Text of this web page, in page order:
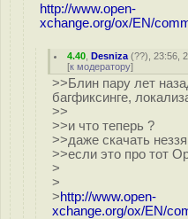
http://www.open-
xchange.org/ox/EN/
4.40 ,Desniza (??), 23:56,
[к модератору]
>>Блин пару лет
багфиксинге,
>>
>>и что теперь ?
>>даже скачать
>>если это про тот
>
>
>http://www.open-
xchange.org/ox/EN/